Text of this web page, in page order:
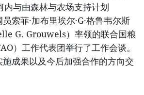
内与由森林与农场支持计划
员索菲·加布里埃尔·G·格鲁韦尔斯
G. Grouwels）率领的联合国粮
）工作代表团举行了工作会谈。
成果以及今后加强合作的方向交